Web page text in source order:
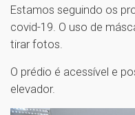
Estamos seguindo os
covid-19. O uso de
tirar fotos.
O prédio é acessível e
elevador.